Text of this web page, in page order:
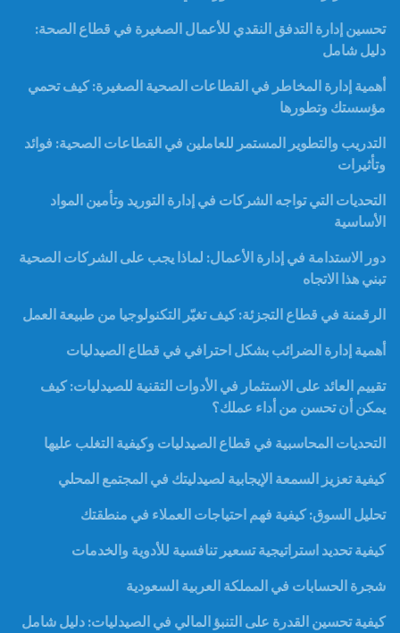
تحسين إدارة التدفق النقدي للأعمال الصغيرة في قطاع الصحة:
دليل شامل
أهمية إدارة المخاطر في القطاعات الصحية الصغيرة: كيف تحمي
مؤسستك وتطورها
التدريب والتطوير المستمر للعاملين في القطاعات الصحية: فوائد
وتأثيرات
التحديات التي تواجه الشركات في إدارة التوريد وتأمين المواد
الأساسية
دور الاستدامة في إدارة الأعمال: لماذا يجب على الشركات الصحية
تبني هذا الاتجاه
الرقمنة في قطاع التجزئة: كيف تغيّر التكنولوجيا من طبيعة العمل
أهمية إدارة الضرائب بشكل احترافي في قطاع الصيدليات
تقييم العائد على الاستثمار في الأدوات التقنية للصيدليات: كيف
يمكن أن تحسن من أداء عملك؟
التحديات المحاسبية في قطاع الصيدليات وكيفية التغلب عليها
كيفية تعزيز السمعة الإيجابية لصيدليتك في المجتمع المحلي
تحليل السوق: كيفية فهم احتياجات العملاء في منطقتك
كيفية تحديد استراتيجية تسعير تنافسية للأدوية والخدمات
شجرة الحسابات في المملكة العربية السعودية
كيفية تحسين القدرة على التنبؤ المالي في الصيدليات: دليل شامل